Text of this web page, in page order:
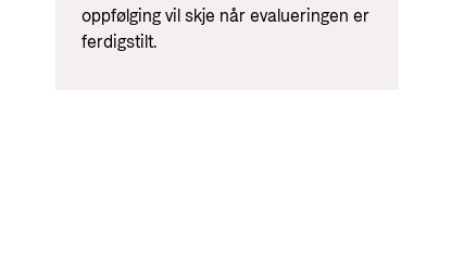
oppfølging vil skje når evalueringen er
ferdigstilt.